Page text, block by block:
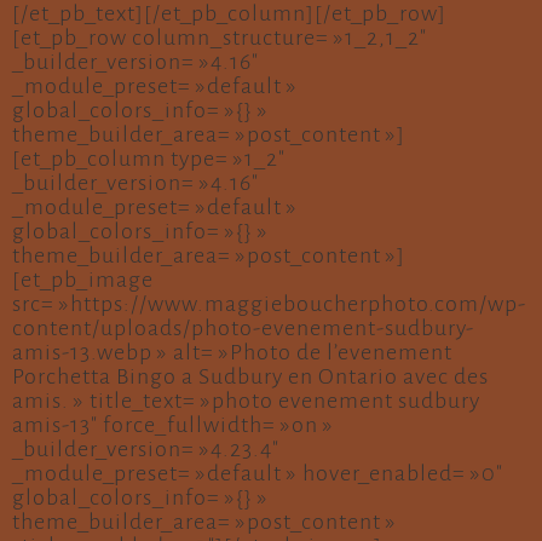
[/et_pb_text][/et_pb_column][/et_pb_row]
[et_pb_row column_structure= »1_2,1_2″
_builder_version= »4.16″
_module_preset= »default »
global_colors_info= »{} »
theme_builder_area= »post_content »]
[et_pb_column type= »1_2″
_builder_version= »4.16″
_module_preset= »default »
global_colors_info= »{} »
theme_builder_area= »post_content »]
[et_pb_image
src= »https://www.maggieboucherphoto.com/wp-
content/uploads/photo-evenement-sudbury-
amis-13.webp » alt= »Photo de l’evenement
Porchetta Bingo a Sudbury en Ontario avec des
amis. » title_text= »photo evenement sudbury
amis-13″ force_fullwidth= »on »
_builder_version= »4.23.4″
_module_preset= »default » hover_enabled= »0″
global_colors_info= »{} »
theme_builder_area= »post_content »